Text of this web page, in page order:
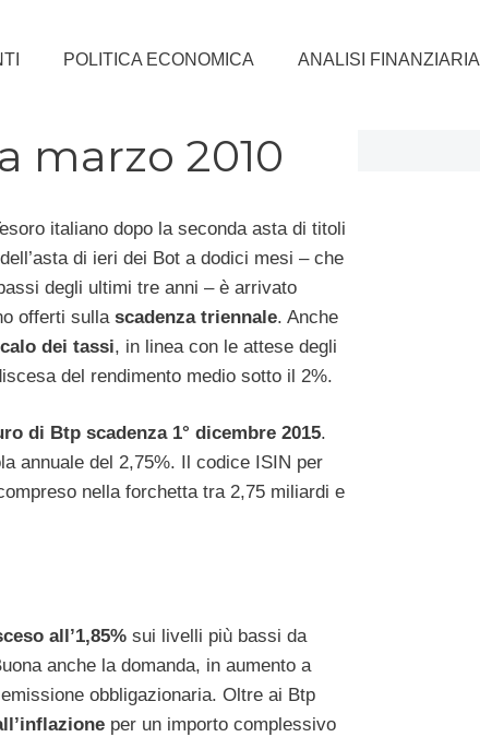
POLITICA ECONOMICA ANALISI FINANZIARIA
marzo 2010
italiano dopo la seconda asta di titoli
di ieri dei Bot a dodici mesi – che
degli ultimi tre anni – è arrivato
offerti sulla scadenza triennale. Anche
calo dei tassi, in linea con le attese degli
del rendimento medio sotto il 2%.
di Btp scadenza 1° dicembre 2015.
annuale del 2,75%. Il codice ISIN per
nella forchetta tra 2,75 miliardi e
all’1,85% sui livelli più bassi da
anche la domanda, in aumento a
obbligazionaria. Oltre ai Btp
per un importo complessivo